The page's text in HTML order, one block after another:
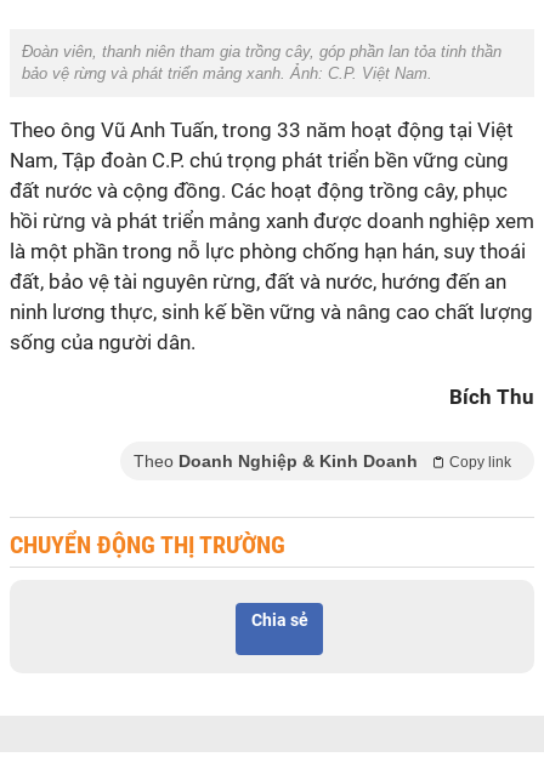
bảo vệ rừng và phát triển mảng xanh. Ảnh: C.P. Việt Nam‏.
Nam, Tập đoàn C.P. chú trọng phát triển bền vững cùng
đất nước và cộng đồng. Các hoạt động trồng cây, phục
hồi rừng và phát triển mảng xanh được doanh nghiệp xem
là một phần trong nỗ lực phòng chống hạn hán, suy thoái
đất, bảo vệ tài nguyên rừng, đất và nước, hướng đến an
ninh lương thực, sinh kế bền vững và nâng cao chất lượng
Bích Thu
Theo Doanh Nghiệp & Kinh Doanh Copy link
CHUYỂN ĐỘNG THỊ TRƯỜNG
Chia sẻ